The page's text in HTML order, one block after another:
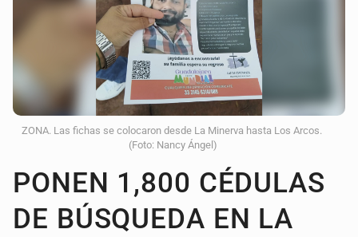
ZONA. Las fichas se colocaron desde La Minerva hasta Los Arcos.
(Foto: Nancy Ángel)
PONEN 1,800 CÉDULAS
DE BÚSQUEDA EN LA